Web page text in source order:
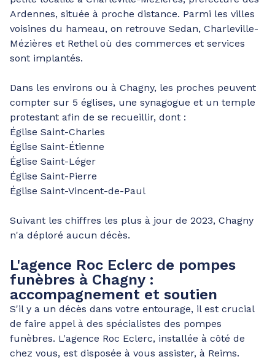
Ardennes, située à proche distance. Parmi les villes
voisines du hameau, on retrouve Sedan, Charleville-
Mézières et Rethel où des commerces et services
sont implantés.
Dans les environs ou à Chagny, les proches peuvent
compter sur 5 églises, une synagogue et un temple
protestant afin de se recueillir, dont :
Église Saint-Charles
Église Saint-Étienne
Église Saint-Léger
Église Saint-Pierre
Église Saint-Vincent-de-Paul
Suivant les chiffres les plus à jour de 2023, Chagny
n'a déploré aucun décès.
L'agence Roc Eclerc de pompes
funèbres à Chagny :
accompagnement et soutien
S'il y a un décès dans votre entourage, il est crucial
de faire appel à des spécialistes des pompes
funèbres. L'agence Roc Eclerc, installée à côté de
chez vous, est disposée à vous assister, à Reims.